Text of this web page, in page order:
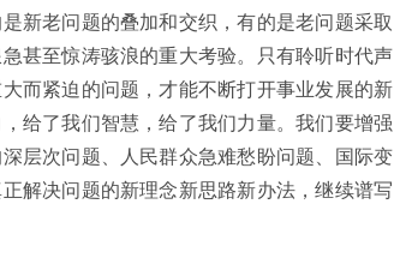
新老问题的叠加和交织，有的是老问题采取
甚至惊涛骇浪的重大考验。只有聆听时代声
而紧迫的问题，才能不断打开事业发展的新
给了我们智慧，给了我们力量。我们要增强
层次问题、人民群众急难愁盼问题、国际变
解决问题的新理念新思路新办法，继续谱写